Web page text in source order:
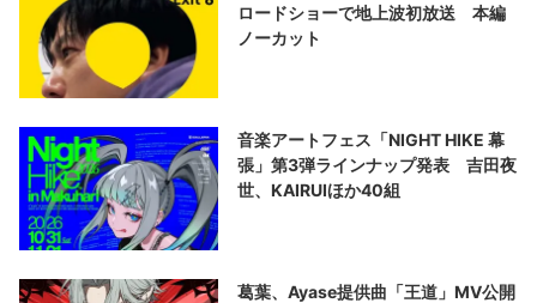
ロードショーで地上波初放送 本編
ノーカット
音楽アートフェス「NIGHT HIKE 幕
張」第3弾ラインナップ発表 吉田夜
世、KAIRUIほか40組
葛葉、Ayase提供曲「王道」MV公開